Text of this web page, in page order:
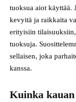
tuoksua aiot käyttää.
kevyitä ja raikkaita
erityisiin
tuoksuja.
sellaisen, joka
kanssa.
Kuinka kauan